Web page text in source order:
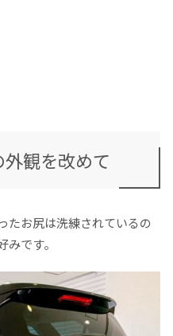
観を改めて
たお尻は洗練されているの
です。